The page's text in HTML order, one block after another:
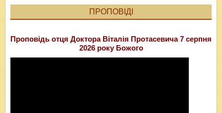
ПРОПОВІДІ
Проповідь отця Доктора Віталія Протасевича 7 серпня
2026 року Божого